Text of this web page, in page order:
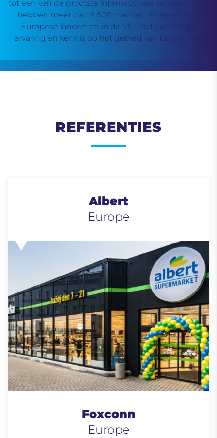
tot een van de grootste internationale bedrijven. We
hebben meer dan 8 500 mensen in dienst in 13
Europese landen en in de VS. Met jarenlange
ervaring en kennis op het gebied van beveiliging.
REFERENTIES
Albert
Europe
Foxconn
Europe